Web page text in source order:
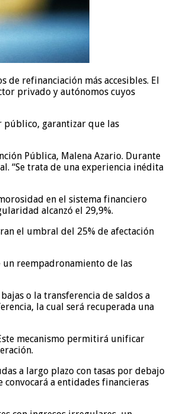
refinanciación más accesibles. El
privado y autónomos cuyos
público, garantizar que las
Pública, Malena Azario. Durante
“Se trata de una experiencia inédita
en el sistema financiero
alcanzó el 29,9%.
el umbral del 25% de afectación
un reempadronamiento de las
o la transferencia de saldos a
la cual será recuperada una
mecanismo permitirá unificar
a largo plazo con tasas por debajo
a entidades financieras